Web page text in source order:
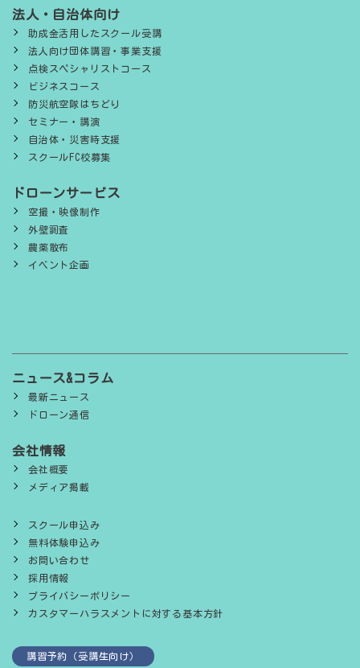
法人・自治体向け
助成金活用したスクール受講
法人向け団体講習・事業支援
点検スペシャリストコース
ビジネスコース
防災航空隊はちどり
セミナー・講演
自治体・災害時支援
スクールFC校募集
ドローンサービス
空撮・映像制作
外壁調査
農薬散布
イベント企画
ニュース&コラム
最新ニュース
ドローン通信
会社情報
会社概要
メディア掲載
スクール申込み
無料体験申込み
お問い合わせ
採用情報
プライバシーポリシー
カスタマーハラスメントに対する基本方針
講習予約（受講生向け）